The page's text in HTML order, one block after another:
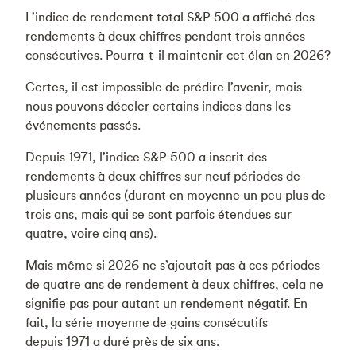
L’indice de rendement total S&P 500 a affiché des
rendements à deux chiffres pendant trois années
consécutives. Pourra-t-il maintenir cet élan en 2026?
Certes, il est impossible de prédire l’avenir, mais
nous pouvons déceler certains indices dans les
événements passés.
Depuis 1971, l’indice S&P 500 a inscrit des
rendements à deux chiffres sur neuf périodes de
plusieurs années (durant en moyenne un peu plus de
trois ans, mais qui se sont parfois étendues sur
quatre, voire cinq ans).
Mais même si 2026 ne s’ajoutait pas à ces périodes
de quatre ans de rendement à deux chiffres, cela ne
signifie pas pour autant un rendement négatif. En
fait, la série moyenne de gains consécutifs
depuis 1971 a duré près de six ans.